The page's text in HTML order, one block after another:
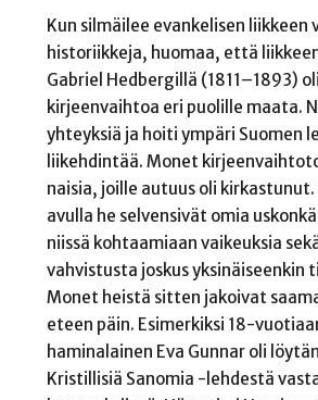
Kun silmäilee evankelisen liikkeen
historiikkeja, huomaa, että
Gabriel Hedbergillä (1811–1893)
kirjeenvaihtoa eri puolille maata.
yhteyksiä ja hoiti ympäri Suomen
liikehdintää. Monet
naisia, joille autuus oli
avulla he selvensivät omia
niissä kohtaamiaan vaikeuksia
vahvistusta joskus yksinäiseenkin
Monet heistä sitten jakoivat
eteen päin. Esimerkiksi 18-
haminalainen Eva Gunnar oli
Kristillisiä Sanomia -lehdestä